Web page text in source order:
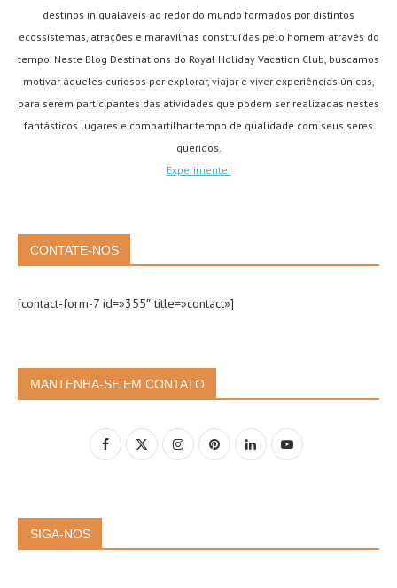
destinos inigualáveis ao redor do mundo formados por distintos
ecossistemas, atrações e maravilhas construídas pelo homem através do
tempo. Neste Blog Destinations do Royal Holiday Vacation Club, buscamos
motivar àqueles curiosos por explorar, viajar e viver experiências únicas,
para serem participantes das atividades que podem ser realizadas nestes
fantásticos lugares e compartilhar tempo de qualidade com seus seres
queridos.
Experimente!
CONTATE-NOS
[contact-form-7 id=»355″ title=»contact»]
MANTENHA-SE EM CONTATO
SIGA-NOS